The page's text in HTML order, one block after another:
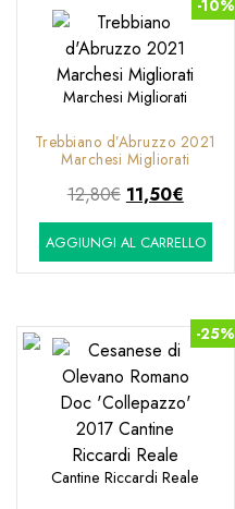
-10%
Marchesi Migliorati
Trebbiano d’Abruzzo 2021
Marchesi Migliorati
12,80€ Il
prezzo
originale
era:
11,50€Il
prezzo
attuale
è:
AGGIUNGI AL CARRELLO
-25%
Cantine Riccardi Reale